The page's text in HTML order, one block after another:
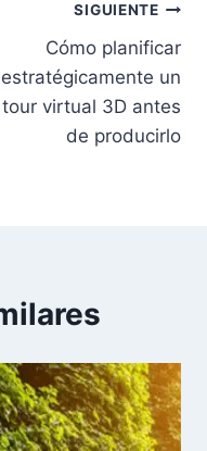
SIGUIENTE
Cómo planificar
estratégicamente un
tour virtual 3D antes
de producirlo